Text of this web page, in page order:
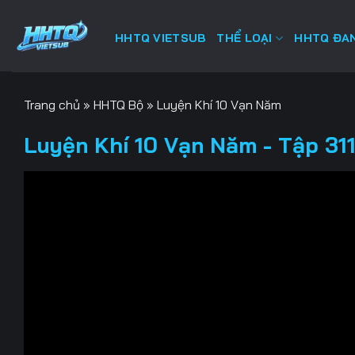
HHTQ VIETSUB THỂ LOẠI HHTQ
Trang chủ » HHTQ Bộ » Luyện Khí 10 Vạn Năm
Luyện Khí 10 Vạn Năm - Tập